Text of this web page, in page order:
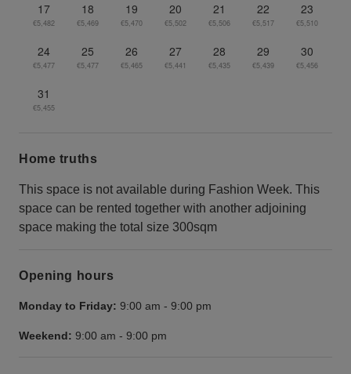
17
€5,482
18
€5,469
19
€5,470
20
€5,502
21
€5,506
22
€5,517
23
€5,510
24
€5,477
25
€5,477
26
€5,465
27
€5,441
28
€5,435
29
€5,439
30
€5,456
31
€5,455
Home truths
This space is not available during Fashion Week. This
space can be rented together with another adjoining
space making the total size 300sqm
Opening hours
Monday to Friday: 9:00 am - 9:00 pm
Weekend: 9:00 am - 9:00 pm